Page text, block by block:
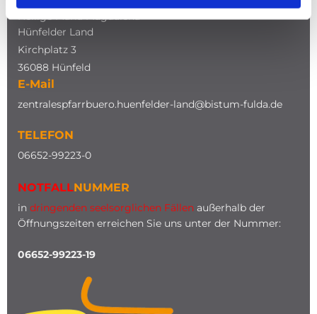
Heilige Maria Magdalena
Hünfelder Land
Kirchplatz 3
36088 Hünfeld
E-Mail
zentralespfarrbuero.huenfelder-land@bistum-fulda.de
TELEFON
06652-99223-0
NOTFALLNUMMER
in dringenden seelsorglichen Fällen außerhalb der
Öffnungszeiten erreichen Sie uns unter der Nummer:
06652-99223-19